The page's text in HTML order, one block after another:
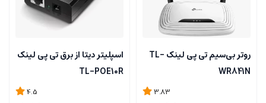
روتر بی‌سیم تی پی لینک TL-
WR841N
3.83
اسپلیتر دیتا از برق تی‌ پی لینک
TL-POE10R
4.5